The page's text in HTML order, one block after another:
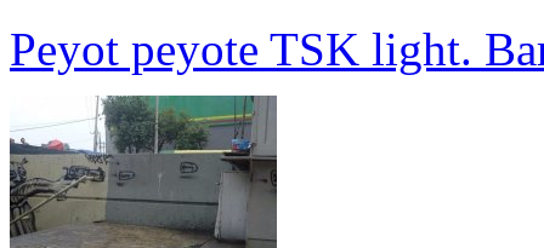
Peyot peyote TSK light.